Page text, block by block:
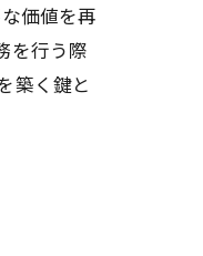
価値を再
を行う際
築く鍵と